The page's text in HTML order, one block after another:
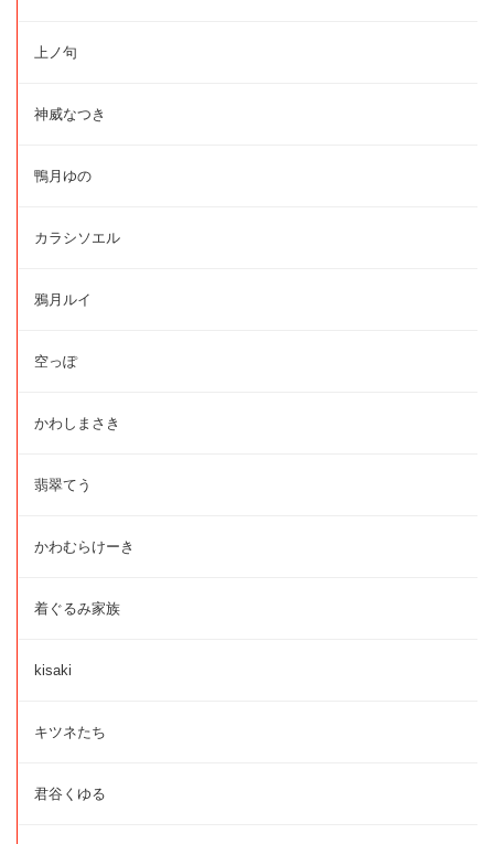
上ノ句
神威なつき
鴨月ゆの
カラシソエル
鴉月ルイ
空っぽ
かわしまさき
翡翠てう
かわむらけーき
着ぐるみ家族
kisaki
キツネたち
君谷くゆる